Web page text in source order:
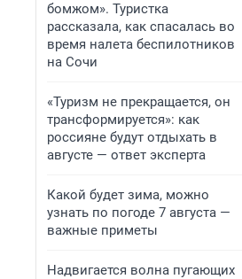
бомжом». Туристка
рассказала, как спасалась во
время налета беспилотников
на Сочи
«Туризм не прекращается, он
трансформируется»: как
россияне будут отдыхать в
августе — ответ эксперта
Какой будет зима, можно
узнать по погоде 7 августа —
важные приметы
Надвигается волна пугающих